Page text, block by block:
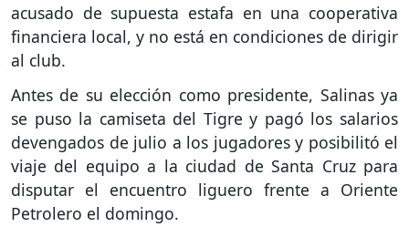
acusado de supuesta estafa en una cooperativa
financiera local, y no está en condiciones de dirigir
al club.
Antes de su elección como presidente, Salinas ya
se puso la camiseta del Tigre y pagó los salarios
devengados de julio a los jugadores y posibilitó el
viaje del equipo a la ciudad de Santa Cruz para
disputar el encuentro liguero frente a Oriente
Petrolero el domingo.